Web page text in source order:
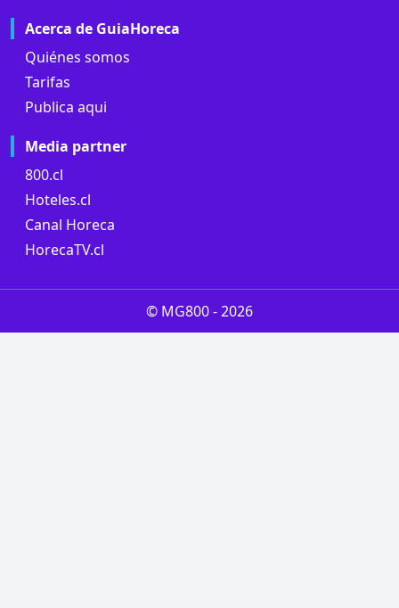
Acerca de GuiaHoreca
Quiénes somos
Tarifas
Publica aqui
Media partner
800.cl
Hoteles.cl
Canal Horeca
HorecaTV.cl
© MG800 -2026